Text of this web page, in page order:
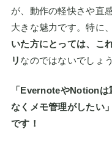
が、動作の軽快さや直
大きな魅力です。特に
いた方にとっては、こ
リ なのではないでしょう
「EvernoteやNotion
なくメモ管理がしたい
です！